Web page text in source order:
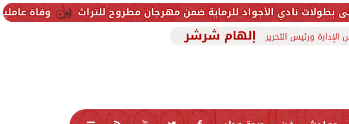
وفاة عاملين متأثرين للرماية ضمن مهرجان مطروح للتراث
ورئيس التحرير إلهام شرشر